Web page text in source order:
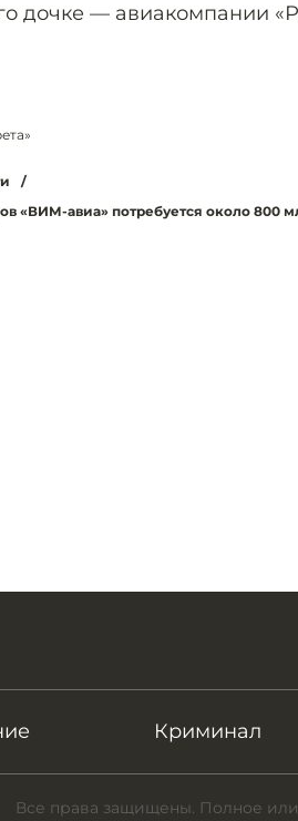
дочке — авиакомпании
/
«ВИМ-авиа» потребуется около 800
Криминал
Все права защищены. Полное